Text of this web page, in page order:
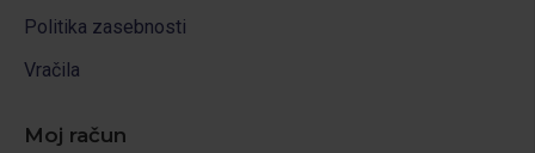
Politika zasebnosti
Vračila
Moj račun